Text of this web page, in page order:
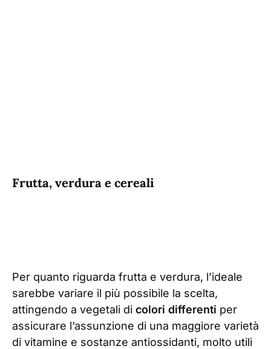
Frutta, verdura e cereali
Per quanto riguarda frutta e verdura, l’ideale
sarebbe variare il più possibile la scelta,
attingendo a vegetali di colori differenti per
assicurare l’assunzione di una maggiore varietà
di vitamine e sostanze antiossidanti, molto utili